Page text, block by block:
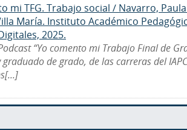
mi TFG. Trabajo social / Navarro,
María. Instituto Académico
2025.
“Yo comento mi Trabajo Final de
de grado, de las carreras del